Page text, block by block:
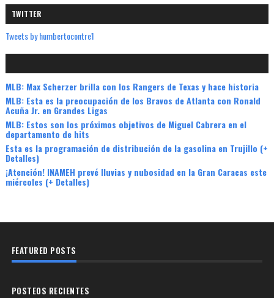
TWITTER
Tweets by humbertocontre1
MLB: Max Scherzer brilla con los Rangers de Texas y hace historia
MLB: Esta es la preocupación de los Bravos de Atlanta con Ronald
Acuña Jr. en Grandes Ligas
MLB: Estos son los próximos objetivos de Miguel Cabrera en el
departamento de hits
Esta es la programación de distribución de la gasolina en Trujillo (+
Detalles)
¡Atención! INAMEH prevé lluvias y nubosidad en la Gran Caracas este
miércoles (+ Detalles)
FEATURED POSTS
POSTEOS RECIENTES